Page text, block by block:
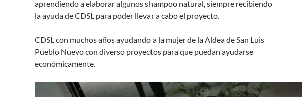
aprendiendo a elaborar algunos shampoo natural, siempre recibiendo
la ayuda de CDSL para poder llevar a cabo el proyecto.
CDSL con muchos años ayudando a la mujer de la Aldea de San Luis
Pueblo Nuevo con diverso proyectos para que puedan ayudarse
económicamente.